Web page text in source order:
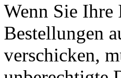
Wenn Sie Ihre
Bestellungen
verschicken,